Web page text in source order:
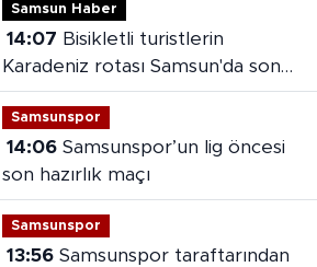
Samsun Haber
14:07
Karadeniz rotası Samsun'da sona
erdi
Samsunspor
14:06Samsunspor’un lig öncesi
son hazırlık maçı
Samsunspor
13:56Samsunspor taraftarından